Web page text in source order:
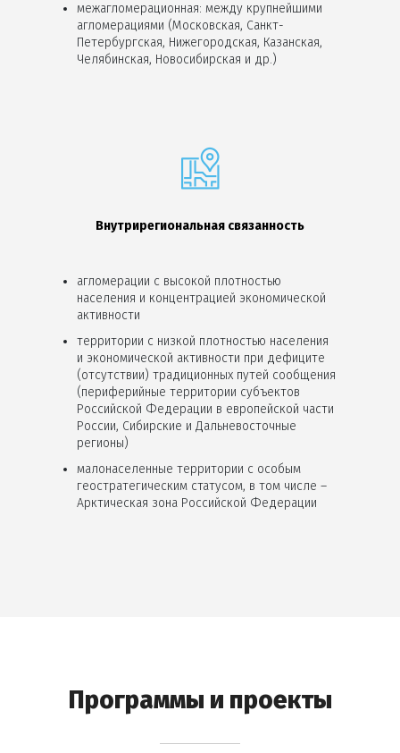
межагломерационная: между крупнейшими
агломерациями (Московская, Санкт-
Петербургская, Нижегородская, Казанская,
Челябинская, Новосибирская и др.)
Внутрирегиональная связанность
агломерации с высокой плотностью
населения и концентрацией экономической
активности
территории с низкой плотностью населения
и экономической активности при дефиците
(отсутствии) традиционных путей сообщения
(периферийные территории субъектов
Российской Федерации в европейской части
России, Сибирские и Дальневосточные
регионы)
малонаселенные территории с особым
геостратегическим статусом, в том числе –
Арктическая зона Российской Федерации
Программы и проекты